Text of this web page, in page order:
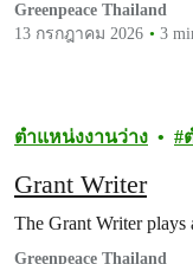
Greenpeace Thailand
13 กรกฎาคม 2026
3
ตำแหน่งงานว่าง
Grant Writer
The Grant Writer
Greenpeace Thailand